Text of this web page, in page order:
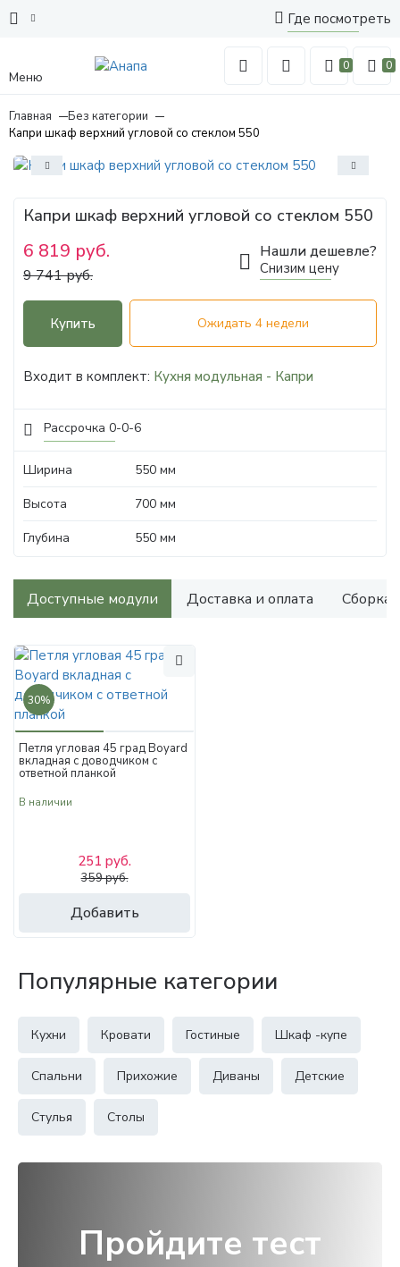
Где посмотреть
Меню
0 0
Главная
Без категории
Капри шкаф верхний угловой со стеклом 550
Рассрочка 0-0-6
Капри шкаф верхний угловой со стеклом 550
6 819 руб.
9 741 руб.
Нашли дешевле?
Снизим цену
Купить Ожидать 4 недели
Входит в комплект: Кухня модульная - Капри
Ширина
550 мм
Высота
700 мм
Глубина
550 мм
Доступные модули Доставка и оплата Сборка
30%
Петля угловая 45 град Boyard
вкладная с доводчиком с
ответной планкой
В наличии
Добавить
251 руб.
359 руб.
Популярные категории
Кухни Кровати Гостиные Шкаф -купе
Спальни Прихожие Диваны Детские
Стулья Столы
Пройдите тест